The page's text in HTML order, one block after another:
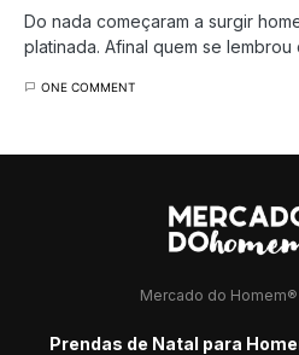
Do nada começaram a surgir
platinada. Afinal quem se
ONE COMMENT
Mercado do
Prendas de Natal para